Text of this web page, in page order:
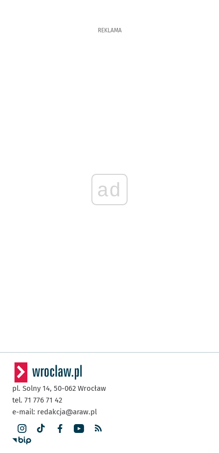
REKLAMA
ad
pl. Solny 14, 50-062 Wrocław
tel. 71 776 71 42
e-mail: redakcja@araw.pl